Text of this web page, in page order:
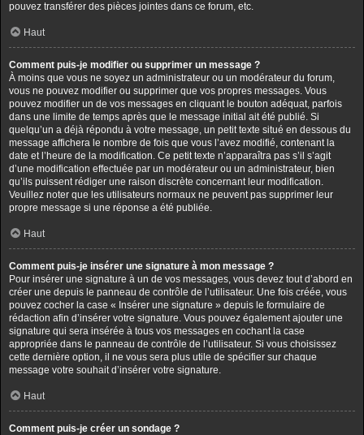
pouvez transférer des pièces jointes dans ce forum, etc.
Haut
Comment puis-je modifier ou supprimer un message ?
À moins que vous ne soyez un administrateur ou un modérateur du forum,
vous ne pouvez modifier ou supprimer que vos propres messages. Vous
pouvez modifier un de vos messages en cliquant le bouton adéquat, parfois
dans une limite de temps après que le message initial ait été publié. Si
quelqu’un a déjà répondu à votre message, un petit texte situé en dessous du
message affichera le nombre de fois que vous l’avez modifié, contenant la
date et l’heure de la modification. Ce petit texte n’apparaîtra pas s’il s’agit
d’une modification effectuée par un modérateur ou un administrateur, bien
qu’ils puissent rédiger une raison discrète concernant leur modification.
Veuillez noter que les utilisateurs normaux ne peuvent pas supprimer leur
propre message si une réponse a été publiée.
Haut
Comment puis-je insérer une signature à mon message ?
Pour insérer une signature à un de vos messages, vous devez tout d’abord en
créer une depuis le panneau de contrôle de l’utilisateur. Une fois créée, vous
pouvez cocher la case « Insérer une signature » depuis le formulaire de
rédaction afin d’insérer votre signature. Vous pouvez également ajouter une
signature qui sera insérée à tous vos messages en cochant la case
appropriée dans le panneau de contrôle de l’utilisateur. Si vous choisissez
cette dernière option, il ne vous sera plus utile de spécifier sur chaque
message votre souhait d’insérer votre signature.
Haut
Comment puis-je créer un sondage ?